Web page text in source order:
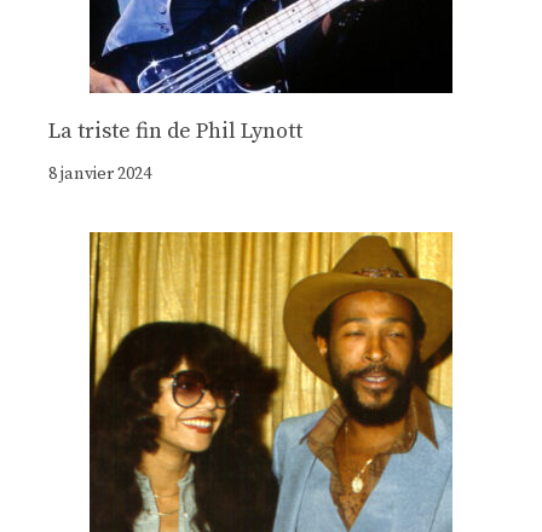
La triste fin de Phil Lynott
8 janvier 2024